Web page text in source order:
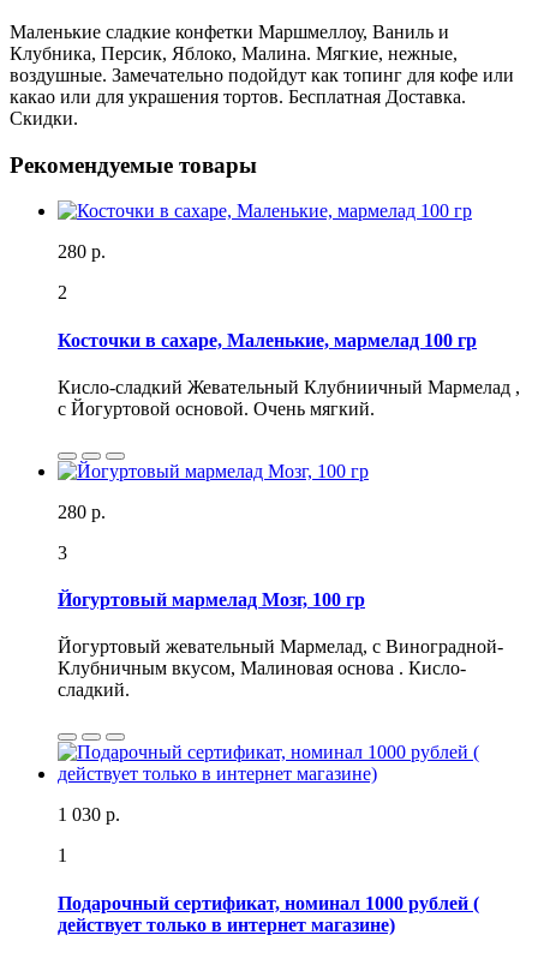
Маленькие сладкие конфетки Маршмеллоу, Ваниль и
Клубника, Персик, Яблоко, Малина. Мягкие, нежные,
воздушные. Замечательно подойдут как топинг для кофе или
какао или для украшения тортов. Бесплатная Доставка.
Скидки.
Рекомендуемые товары
280 р.
2
Косточки в сахаре, Маленькие, мармелад 100 гр
Кисло-сладкий Жевательный Клубниичный Мармелад ,
с Йогуртовой основой. Очень мягкий.
280 р.
3
Йогуртовый мармелад Мозг, 100 гр
Йогуртовый жевательный Мармелад, с Виноградной-
Клубничным вкусом, Малиновая основа . Кисло-
сладкий.
1 030 р.
1
Подарочный сертификат, номинал 1000 рублей (
действует только в интернет магазине)